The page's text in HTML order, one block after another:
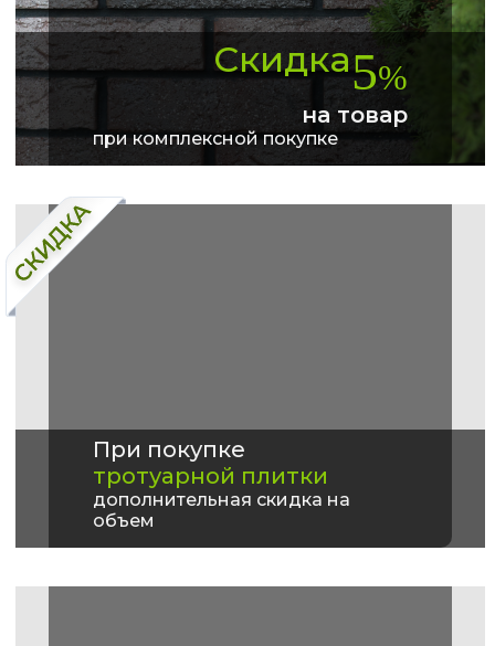
Скидка5%
на товар
при комплексной покупке
При покупке
тротуарной плитки
дополнительная скидка на
объем